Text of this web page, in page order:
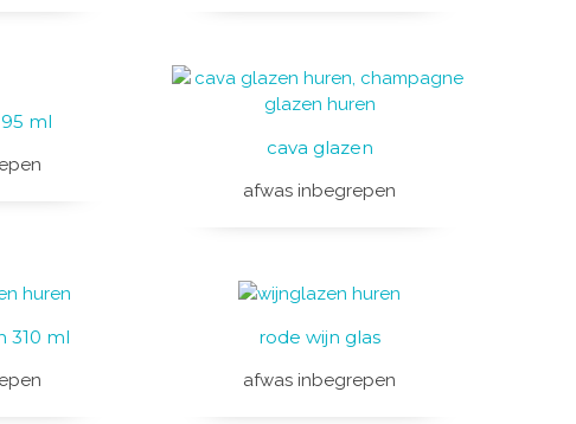
ml
cava glazen
afwas inbegrepen
310 ml rode wijn glas
afwas inbegrepen